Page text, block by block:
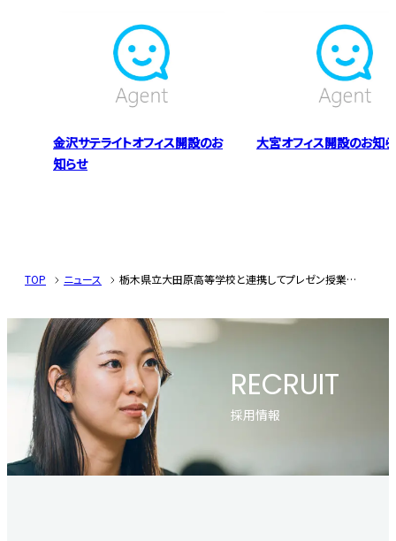
金沢サテライトオフィス開設のお
知らせ
大宮オフィス開設のお知
TOP ニュース 栃木県立大田原高等学校と連携してプレゼン授業を実施
RECRUIT
採用情報